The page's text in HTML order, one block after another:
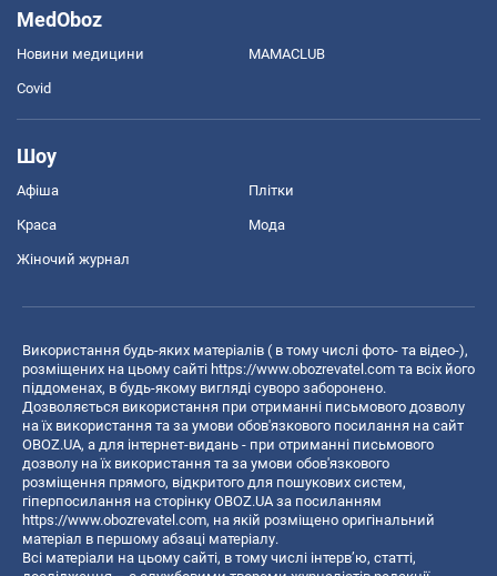
MedOboz
Новини медицини MAMACLUB
Covid
Шоу
Афіша Плітки
Краса Мода
Жіночий журнал
Використання будь-яких матеріалів ( в тому числі фото- та відео-),
розміщених на цьому сайті https://www.obozrevatel.com та всіх його
піддоменах, в будь-якому вигляді суворо заборонено.
Дозволяється використання при отриманні письмового дозволу
на їх використання та за умови обов'язкового посилання на сайт
OBOZ.UA, а для інтернет-видань - при отриманні письмового
дозволу на їх використання та за умови обов'язкового
розміщення прямого, відкритого для пошукових систем,
гіперпосилання на сторінку OBOZ.UA за посиланням
https://www.obozrevatel.com, на якій розміщено оригінальний
матеріал в першому абзаці матеріалу.
Всі матеріали на цьому сайті, в тому числі інтерв’ю, статті,